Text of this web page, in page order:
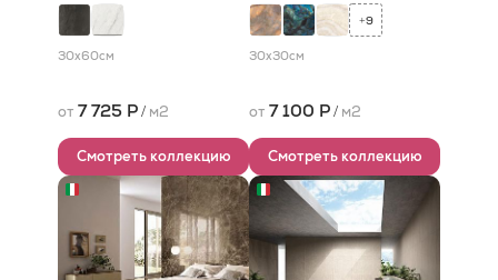
30x60см
от 7 725 Р/ м2
Смотреть коллекцию
+9
30x30см
от 7 100 Р/ м2
Смотреть коллекцию